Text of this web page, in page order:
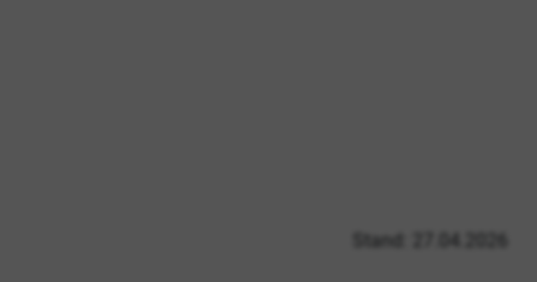
Stand: 27.04.2026